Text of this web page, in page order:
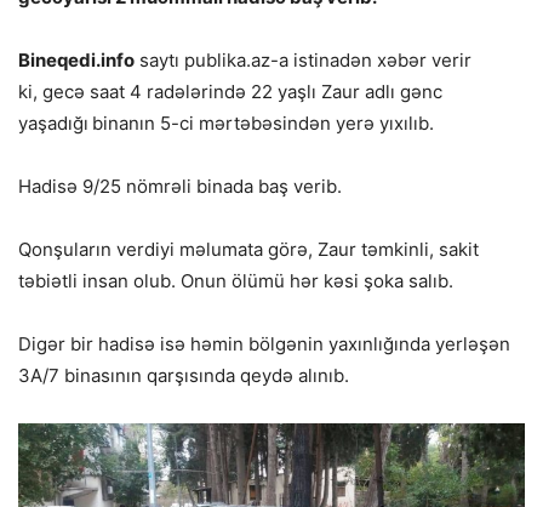
Bineqedi.info saytı publika.az-a istinadən xəbər verir
ki, gecə saat 4 radələrində 22 yaşlı Zaur adlı gənc
yaşadığı binanın 5-ci mərtəbəsindən yerə yıxılıb.
Hadisə 9/25 nömrəli binada baş verib.
Qonşuların verdiyi məlumata görə, Zaur təmkinli, sakit
təbiətli insan olub. Onun ölümü hər kəsi şoka salıb.
Digər bir hadisə isə həmin bölgənin yaxınlığında yerləşən
3A/7 binasının qarşısında qeydə alınıb.